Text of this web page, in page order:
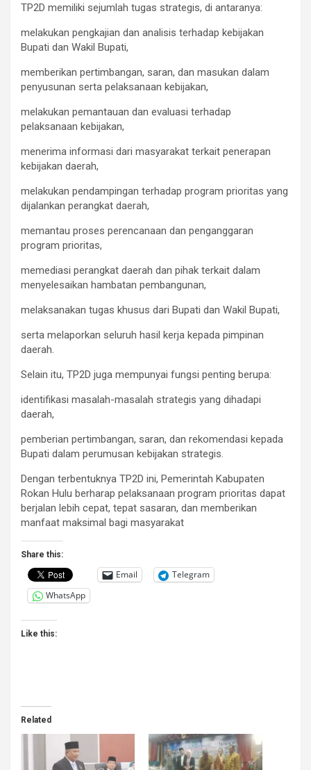
‎TP2D memiliki sejumlah tugas strategis, di antaranya:
‎melakukan pengkajian dan analisis terhadap kebijakan
Bupati dan Wakil Bupati,
‎memberikan pertimbangan, saran, dan masukan dalam
penyusunan serta pelaksanaan kebijakan,
‎melakukan pemantauan dan evaluasi terhadap
pelaksanaan kebijakan,
‎menerima informasi dari masyarakat terkait penerapan
kebijakan daerah,
‎melakukan pendampingan terhadap program prioritas yang
dijalankan perangkat daerah,
‎memantau proses perencanaan dan penganggaran
program prioritas,
memediasi perangkat daerah dan pihak terkait dalam
menyelesaikan hambatan pembangunan,
‎melaksanakan tugas khusus dari Bupati dan Wakil Bupati,
‎serta melaporkan seluruh hasil kerja kepada pimpinan
daerah.
‎Selain itu, TP2D juga mempunyai fungsi penting berupa:
‎identifikasi masalah-masalah strategis yang dihadapi
daerah,
‎pemberian pertimbangan, saran, dan rekomendasi kepada
Bupati dalam perumusan kebijakan strategis.
‎Dengan terbentuknya TP2D ini, Pemerintah Kabupaten
Rokan Hulu berharap pelaksanaan program prioritas dapat
berjalan lebih cepat, tepat sasaran, dan memberikan
manfaat maksimal bagi masyarakat
Share this:
Email
Telegram
WhatsApp
Like this:
Related